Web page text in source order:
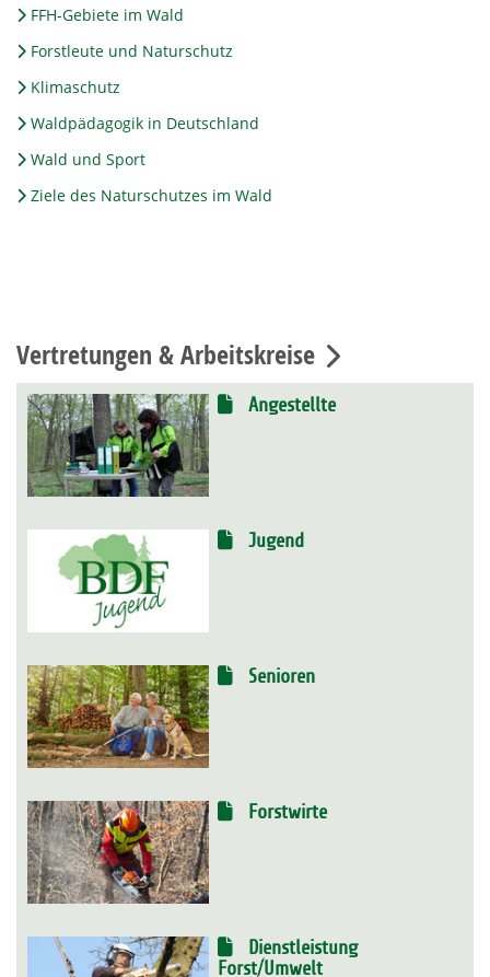
FFH-Gebiete im Wald
Forstleute und Naturschutz
Klimaschutz
Waldpädagogik in Deutschland
Wald und Sport
Ziele des Naturschutzes im Wald
Vertretungen & Arbeitskreise
Angestellte
Jugend
Senioren
Forstwirte
Dienstleistung
Forst/Umwelt